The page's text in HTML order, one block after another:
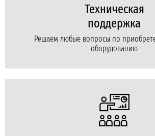
Техническая
поддержка
Решаем любые вопросы по
оборудованию